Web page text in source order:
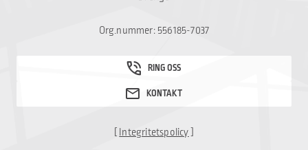
Org.nummer: 556185-7037
[Integritetspolicy]